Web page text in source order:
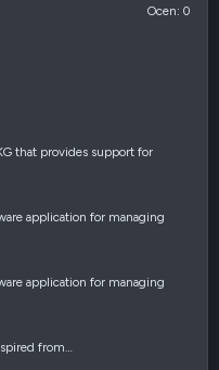
Ocen: 0
that provides support for
application for managing
application for managing
from…